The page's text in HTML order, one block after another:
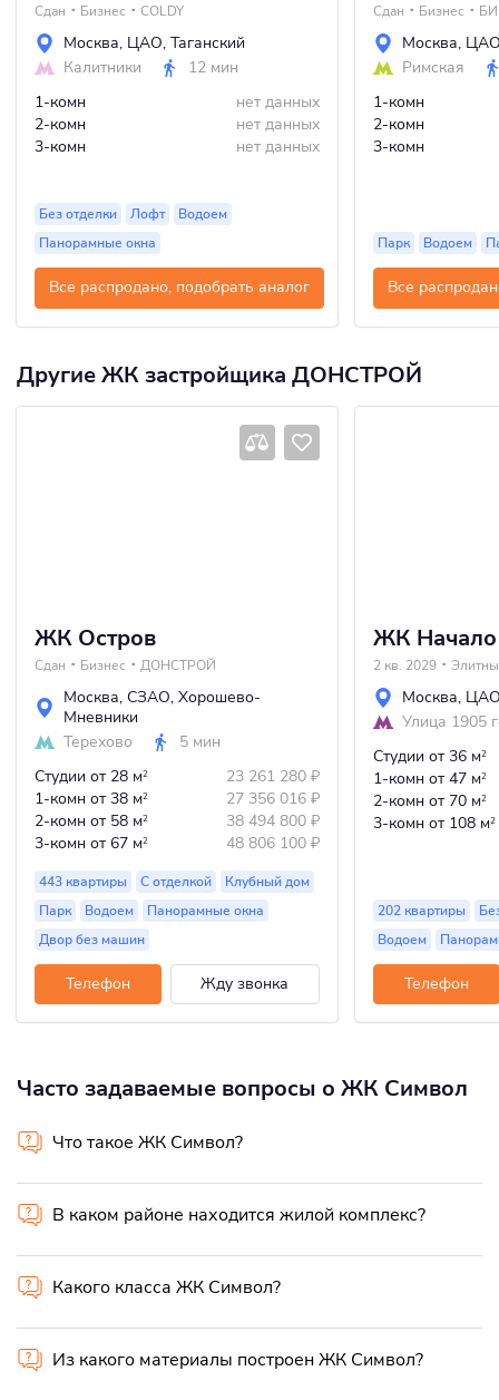
Сдан Бизнес COLDY
Москва, ЦАО, Таганский
Калитники
12 мин
1-комн
нет данных
2-комн
нет данных
3-комн
нет данных
Без отделки Лофт
Водоем
Панорамные окна
Все распродано, подобрать аналог
Сдан Бизнес
Москва,
Римская
1-комн
2-комн
3-комн
Парк Водоем
Все
Другие ЖК застройщика ДОНСТРОЙ
ЖК Остров
Сдан Бизнес ДОНСТРОЙ
Москва, СЗАО, Хорошево-
Мневники
Терехово
5 мин
Студии от 28 м2 23 261 280 ₽
1-комн от 38 м2 27 356 016 ₽
2-комн от 58 м2 38 494 800 ₽
3-комн от 67 м2 48 806 100 ₽
443 квартиры С отделкой
Клубный дом
Парк
Водоем
Панорамные окна
Двор без машин
Телефон Жду звонка
ЖК Начало
2 кв. 2029
Москва,
Улица 1905
Студии от 36 м2
1-комн от 47 м2
2-комн от 70 м2
3-комн от 108 м2
202 квартиры
Водоем
Телефон
Часто задаваемые вопросы о ЖК Символ
Что такое ЖК Символ?
В каком районе находится жилой комплекс?
Какого класса ЖК Символ?
Из какого материалы построен ЖК Символ?